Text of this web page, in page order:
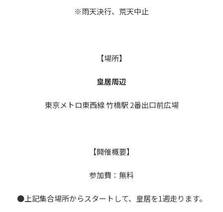
※雨天決行、荒天中止
【場所】
皇居周辺
東京メトロ東西線 竹橋駅 2番出口前広場
【開催概要】
参加費：無料
●上記集合場所からスタートして、皇居を1週走ります。